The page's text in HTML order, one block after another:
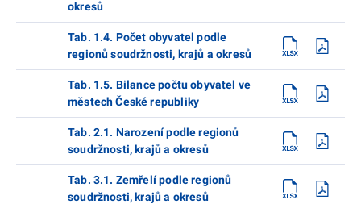
okresů
Tab. 1.4. Počet obyvatel podle
regionů soudržnosti, krajů a okresů
Tab. 1.5. Bilance počtu obyvatel ve
městech České republiky
Tab. 2.1. Narození podle regionů
soudržnosti, krajů a okresů
Tab. 3.1. Zemřelí podle regionů
soudržnosti, krajů a okresů